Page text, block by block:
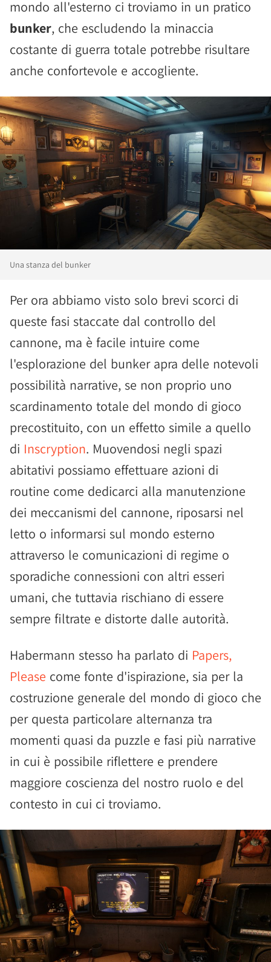
mondo all'esterno ci troviamo in un pratico
bunker, che escludendo la minaccia
costante di guerra totale potrebbe risultare
anche confortevole e accogliente.
Una stanza del bunker
Per ora abbiamo visto solo brevi scorci di
queste fasi staccate dal controllo del
cannone, ma è facile intuire come
l'esplorazione del bunker apra delle notevoli
possibilità narrative, se non proprio uno
scardinamento totale del mondo di gioco
precostituito, con un effetto simile a quello
di Inscryption. Muovendosi negli spazi
abitativi possiamo effettuare azioni di
routine come dedicarci alla manutenzione
dei meccanismi del cannone, riposarsi nel
letto o informarsi sul mondo esterno
attraverso le comunicazioni di regime o
sporadiche connessioni con altri esseri
umani, che tuttavia rischiano di essere
sempre filtrate e distorte dalle autorità.
Habermann stesso ha parlato di Papers,
Please come fonte d'ispirazione, sia per la
costruzione generale del mondo di gioco che
per questa particolare alternanza tra
momenti quasi da puzzle e fasi più narrative
in cui è possibile riflettere e prendere
maggiore coscienza del nostro ruolo e del
contesto in cui ci troviamo.